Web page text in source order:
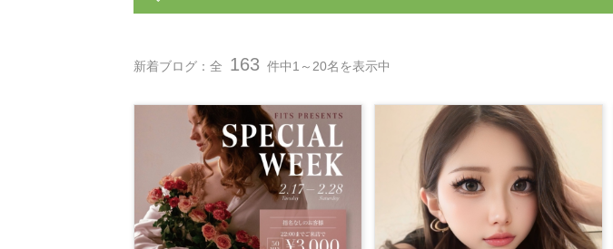
新着ブログ：全 163 件中1～20名を表示中